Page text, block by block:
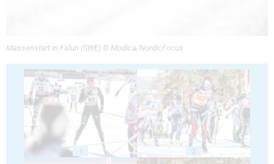
Massenstart in Falun (SWE) © Modica/NordicFocus
1 2